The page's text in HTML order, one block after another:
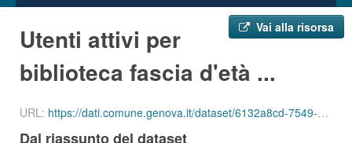
Vai alla risorsa
Utenti attivi per
biblioteca fascia d'età ...
URL: https://dati.comune.genova.it/dataset/6132a8cd-7549-4c9d-8613-d075f5f547d2/resource/86c20c9a-2c0c-45a7-9f62-ec8a6c76d536/download/ute_attivi_fet_00_02_bib_sbu_01_202103.csv
Dal riassunto del dataset